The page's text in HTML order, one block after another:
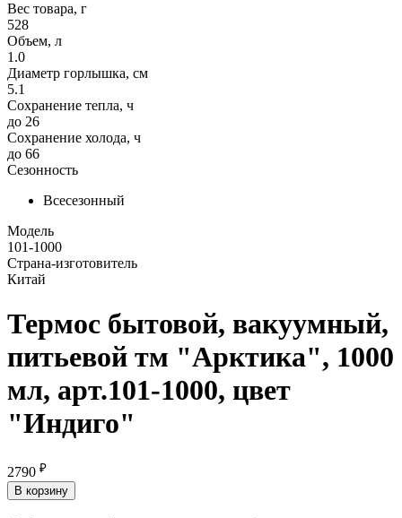
Вес товара, г
528
Объем, л
1.0
Диаметр горлышка, см
5.1
Сохранение тепла, ч
до 26
Сохранение холода, ч
до 66
Сезонность
Всесезонный
Модель
101-1000
Страна-изготовитель
Китай
Термос бытовой, вакуумный,
питьевой тм "Арктика", 1000
мл, арт.101-1000, цвет
"Индиго"
2790 ₽
В корзину